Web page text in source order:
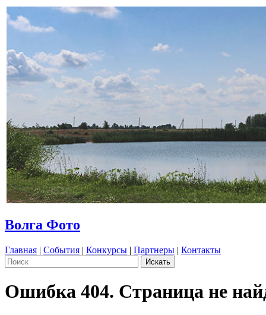
Волга Фото
Главная | События | Конкурсы | Партнеры | Контакты
Ошибка 404. Страница не